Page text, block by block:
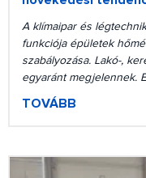
A klímaipar és
funkciója épületek
szabályozása. Lakó-,
egyaránt megjelennek.
TOVÁBB